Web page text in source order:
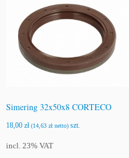
n
i
i
Simering 32x50x8 CORTECO
18,00 zł (14,63 zł netto) szt.
incl. 23% VAT